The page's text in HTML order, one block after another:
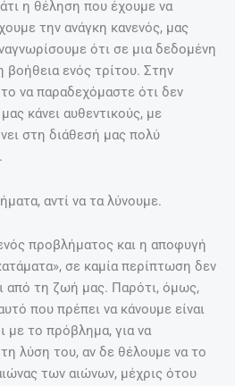
η θέληση που έχουμε να
την ανάγκη κανενός, μας
ότι σε μια δεδομένη
βοήθεια ενός τρίτου. Στην
να παραδεχόμαστε ότι δεν
κάνει αυθεντικούς, με
στη διάθεσή μας πολύ
αντί να τα λύνουμε.
προβλήματος και η αποφυγή
σε καμία περίπτωση δεν
από τη ζωή μας. Παρότι, όμως,
που πρέπει να κάνουμε είναι
με το πρόβλημα, για να
λύση του, αν δε θέλουμε να το
των αιώνων, μέχρις ότου